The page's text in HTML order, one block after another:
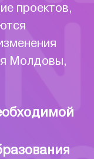
проектов,
Молдовы,